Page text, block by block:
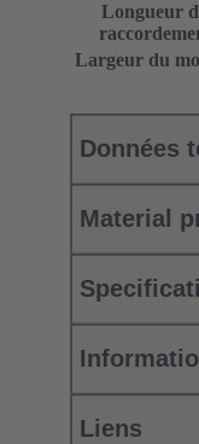
Longueur
Largeur du
Données
Material
Liens